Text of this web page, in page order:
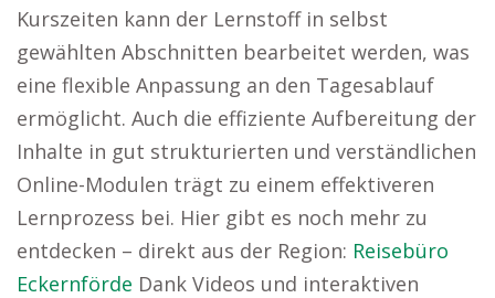
Kurszeiten kann der Lernstoff in selbst
gewählten Abschnitten bearbeitet werden, was
eine flexible Anpassung an den Tagesablauf
ermöglicht. Auch die effiziente Aufbereitung der
Inhalte in gut strukturierten und verständlichen
Online-Modulen trägt zu einem effektiveren
Lernprozess bei. Hier gibt es noch mehr zu
entdecken – direkt aus der Region: Reisebüro
Eckernförde Dank Videos und interaktiven